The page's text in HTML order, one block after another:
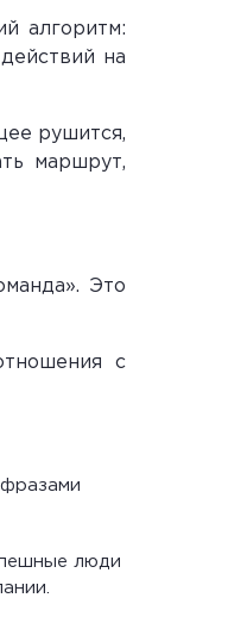
алгоритм:
на
рушится,
маршрут,
Это
с
люди